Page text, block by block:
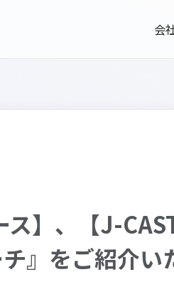
会
ス】、【J-
』をご紹介い